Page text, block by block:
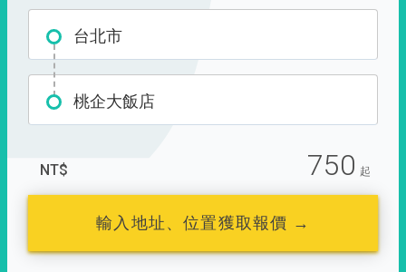
台北市
桃企大飯店
NT$ 750 起
輸入地址、位置獲取報價 →